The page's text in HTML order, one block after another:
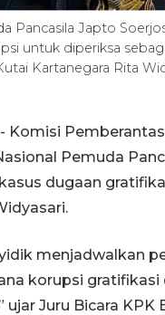
Pancasila Japto
untuk diperiksa
Kartanegara Rita
Komisi
Pemuda
dugaan
menjadwalkan
korupsi
ujar Juru Bicara